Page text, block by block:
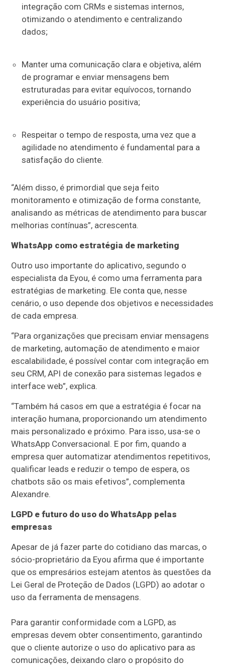
integração com CRMs e sistemas internos,
otimizando o atendimento e centralizando
dados;
Manter uma comunicação clara e objetiva, além
de programar e enviar mensagens bem
estruturadas para evitar equívocos, tornando
experiência do usuário positiva;
Respeitar o tempo de resposta, uma vez que a
agilidade no atendimento é fundamental para a
satisfação do cliente.
“Além disso, é primordial que seja feito
monitoramento e otimização de forma constante,
analisando as métricas de atendimento para buscar
melhorias contínuas”, acrescenta.
WhatsApp como estratégia de marketing
Outro uso importante do aplicativo, segundo o
especialista da Eyou, é como uma ferramenta para
estratégias de marketing. Ele conta que, nesse
cenário, o uso depende dos objetivos e necessidades
de cada empresa.
“Para organizações que precisam enviar mensagens
de marketing, automação de atendimento e maior
escalabilidade, é possível contar com integração em
seu CRM, API de conexão para sistemas legados e
interface web”, explica.
“Também há casos em que a estratégia é focar na
interação humana, proporcionando um atendimento
mais personalizado e próximo. Para isso, usa-se o
WhatsApp Conversacional. E por fim, quando a
empresa quer automatizar atendimentos repetitivos,
qualificar leads e reduzir o tempo de espera, os
chatbots são os mais efetivos”, complementa
Alexandre.
LGPD e futuro do uso do WhatsApp pelas
empresas
Apesar de já fazer parte do cotidiano das marcas, o
sócio-proprietário da Eyou afirma que é importante
que os empresários estejam atentos às questões da
Lei Geral de Proteção de Dados (LGPD) ao adotar o
uso da ferramenta de mensagens.
Para garantir conformidade com a LGPD, as
empresas devem obter consentimento, garantindo
que o cliente autorize o uso do aplicativo para as
comunicações, deixando claro o propósito do